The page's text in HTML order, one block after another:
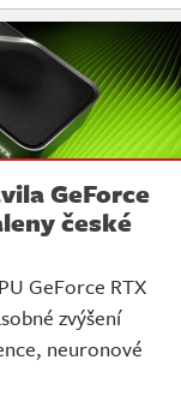
GeForce
české
GeForce RTX
zvýšení
neuronové